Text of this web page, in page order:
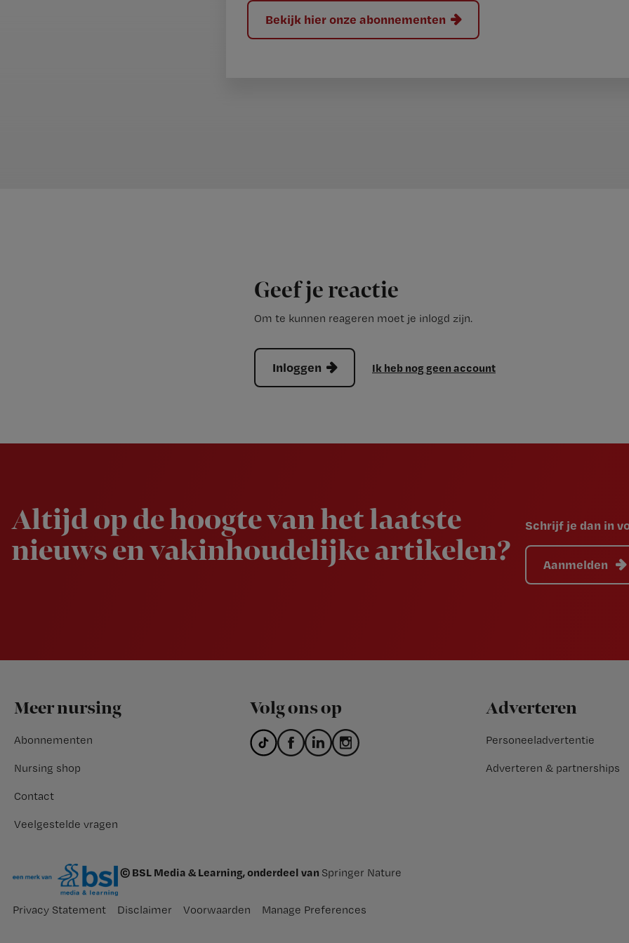
?
Bekijk hier onze abonnementen
Geef je reactie
Om te kunnen reageren moet je inlogd zijn.
Inloggen Ik heb nog geen account
Altijd op de hoogte van het laatste
nieuws en vakinhoudelijke artikelen?
Schrijf je dan in
Aanmelden
Footer
Meer nursing
Abonnementen
Nursing shop
Contact
Veelgestelde vragen
Volg ons op Adverteren
Personeeladvertentie
Adverteren & partnerships
© BSL Media & Learning, onderdeel van Springer Nature
Privacy Statement Disclaimer Voorwaarden Manage Preferences